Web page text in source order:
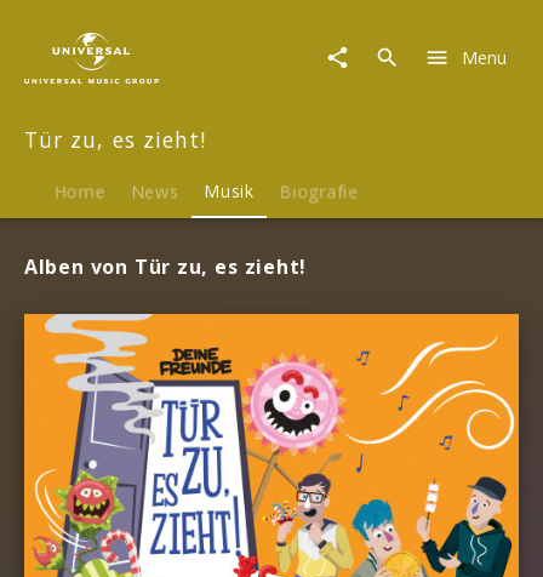
zieht!
Musik
Menu
Tür zu, es zieht!
Home News Musik Biografie
Alben von Tür zu, es zieht!